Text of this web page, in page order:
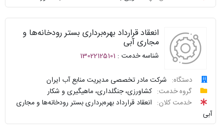
نظرسنجی
سوالات
سامانه
خدمات
پیگیری
واحد
پاسخگو
توافقنامه
انعقاد قرارداد بهره‌برداری بستر رودخانه‌ها و
مجاری آبی
شناسه خدمت : 13022125101
دستگاه:
شرکت مادر تخصصی مدیریت منابع آب ایران
گروه خدمت:
کشاورزی، جنگلداری، ماهیگیری و شکار
خدمت کلان:
انعقاد قرارداد بهره‌برداری بستر رودخانه‌ها و مجاری
آبی
درخواست